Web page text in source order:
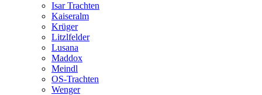
Isar Trachten
Kaiseralm
Krüger
Litzlfelder
Lusana
Maddox
Meindl
OS-Trachten
Wenger